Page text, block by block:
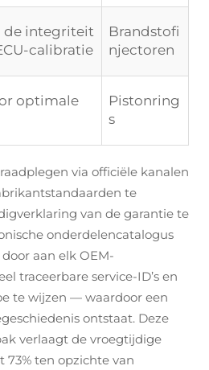
de integriteit
calibratie
Brandstofi
njectoren
optimale
Pistonring
s
via officiële kanalen
te
van de garantie te
onderdelencatalogus
aan elk OEM-
traceerbare service-ID’s en
te wijzen — waardoor een
ontstaat. Deze
verlaagt de vroegtijdige
ten opzichte van